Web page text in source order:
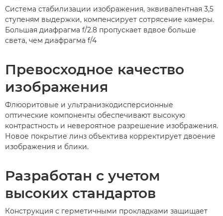
Система стабилизации изображения, эквивалентная 3,5
ступеням выдержки, компенсирует сотрясение камеры.
Большая диафрагма f/2.8 пропускает вдвое больше
света, чем диафрагма f/4
Превосходное качество
изображения
Флюоритовые и ультранизкодисперсионные
оптические компоненты обеспечивают высокую
контрастность и невероятное разрешение изображения.
Новое покрытие линз объектива корректирует двоение
изображения и блики.
Разработан с учетом
высоких стандартов
Конструкция с герметичными прокладками защищает